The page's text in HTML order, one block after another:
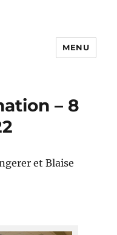
MENU
– 8
et Blaise